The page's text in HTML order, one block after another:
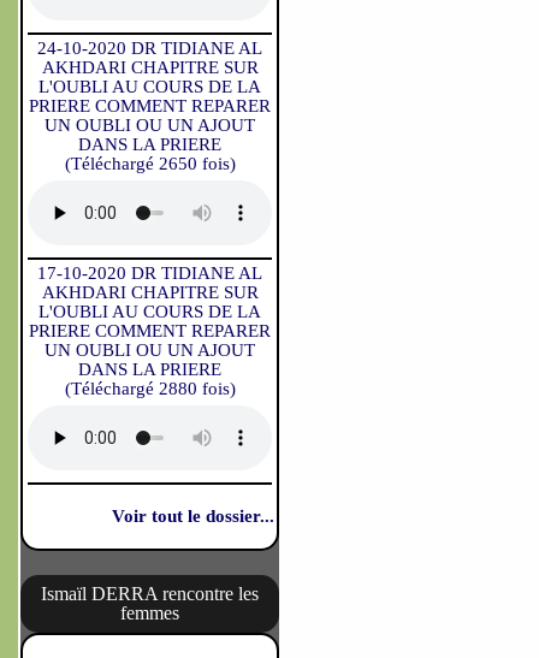
24-10-2020 DR TIDIANE AL
AKHDARI CHAPITRE SUR
L'OUBLI AU COURS DE LA
PRIERE COMMENT REPARER
UN OUBLI OU UN AJOUT
DANS LA PRIERE
(Téléchargé 2650 fois)
17-10-2020 DR TIDIANE AL
AKHDARI CHAPITRE SUR
L'OUBLI AU COURS DE LA
PRIERE COMMENT REPARER
UN OUBLI OU UN AJOUT
DANS LA PRIERE
(Téléchargé 2880 fois)
Voir tout le dossier...
Ismaïl DERRA rencontre les
femmes